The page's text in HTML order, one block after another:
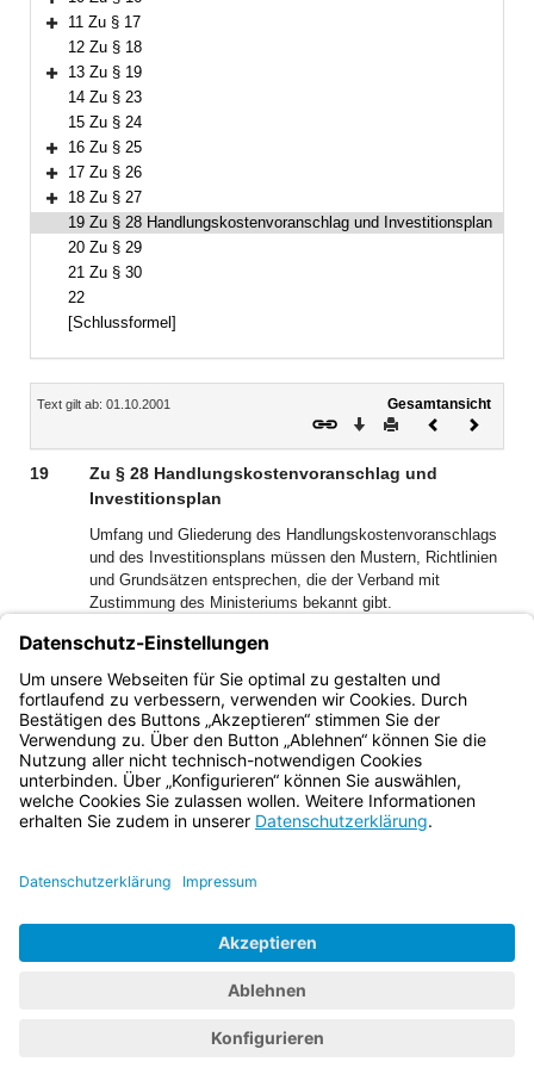
Bereich erweitern
Bereich erweitern
11 Zu § 17
12 Zu § 18
Bereich erweitern
13 Zu § 19
14 Zu § 23
15 Zu § 24
Bereich erweitern
16 Zu § 25
Bereich erweitern
17 Zu § 26
Bereich erweitern
18 Zu § 27
19 Zu § 28 Handlungskostenvoranschlag und Investitionsplan
20 Zu § 29
21 Zu § 30
22
[Schlussformel]
Inhalt
Text gilt ab: 01.10.2001
Gesamtansicht
Download
DruckenVorheriges
19
Zu § 28 Handlungskostenvoranschlag und
Investitionsplan
Umfang und Gliederung des Handlungskostenvoranschlags
und des Investitionsplans müssen den Mustern, Richtlinien
und Grundsätzen entsprechen, die der Verband mit
Zustimmung des Ministeriums bekannt gibt.
Der Dispositionsfonds ist Bestandteil des
Handlungskostenvoranschlags; für ihn darf nur ein der
Ertragskraft der Sparkasse angemessener Betrag
eingeplant werden.
Bayern.de
BayernPortal
Impressum